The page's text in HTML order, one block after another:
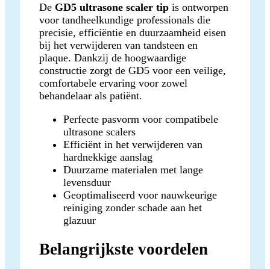
De GD5 ultrasone scaler tip is ontworpen
voor tandheelkundige professionals die
precisie, efficiëntie en duurzaamheid eisen
bij het verwijderen van tandsteen en
plaque. Dankzij de hoogwaardige
constructie zorgt de GD5 voor een veilige,
comfortabele ervaring voor zowel
behandelaar als patiënt.
Perfecte pasvorm voor compatibele
ultrasone scalers
Efficiënt in het verwijderen van
hardnekkige aanslag
Duurzame materialen met lange
levensduur
Geoptimaliseerd voor nauwkeurige
reiniging zonder schade aan het
glazuur
Belangrijkste voordelen